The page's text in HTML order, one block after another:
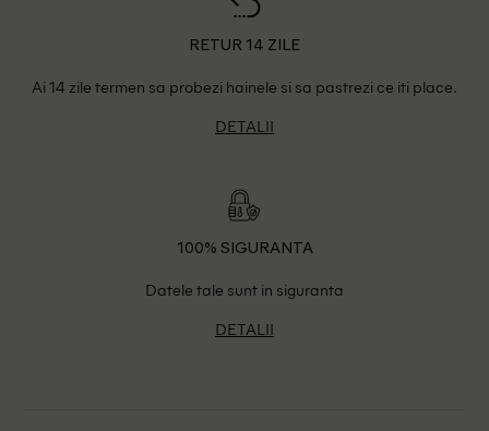
RETUR 14 ZILE
Ai 14 zile termen sa probezi hainele si sa pastrezi ce iti place.
DETALII
100% SIGURANTA
Datele tale sunt in siguranta
DETALII